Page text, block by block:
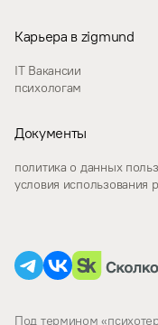
Карьера в zigmund
IT Вакансии
психологам
Документы
политика о данных
условия использования
Под термином